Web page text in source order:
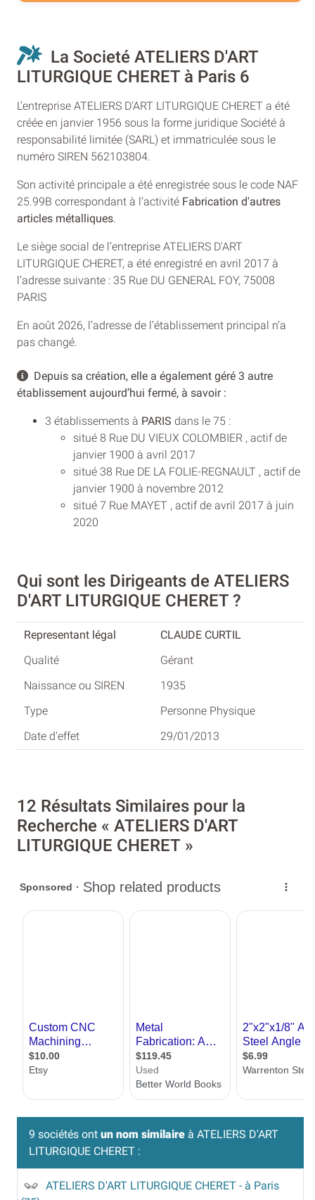
La Societé ATELIERS D'ART
LITURGIQUE CHERET à Paris 6
L’entreprise ATELIERS D'ART LITURGIQUE CHERET a été
créée en janvier 1956 sous la forme juridique Société à
responsabilité limitée (SARL) et immatriculée sous le
numéro SIREN 562103804.
Son activité principale a été enregistrée sous le code NAF
25.99B correspondant à l’activité Fabrication d'autres
articles métalliques
Le siège social de l’entreprise ATELIERS D'ART
LITURGIQUE CHERET, a été enregistré en avril 2017 à
l’adresse suivante : 35 Rue DU GENERAL FOY, 75008
PARIS
En août 2026, l’adresse de l’établissement principal n’a
pas changé.
Depuis sa création, elle a également géré 3 autre
établissement aujourd’hui fermé, à savoir :
3 établissements à PARIS dans le 75 :
situé 8 Rue DU VIEUX COLOMBIER , actif de
janvier 1900 à avril 2017
situé 38 Rue DE LA FOLIE-REGNAULT , actif de
janvier 1900 à novembre 2012
situé 7 Rue MAYET , actif de avril 2017 à juin
2020
Qui sont les Dirigeants de ATELIERS
D'ART LITURGIQUE CHERET ?
CLAUDE CURTIL
Gérant
1935
Personne Physique
29/01/2013
12 Résultats Similaires pour la
Recherche « ATELIERS D'ART
LITURGIQUE CHERET »
9 sociétés ont un nom similaire à ATELIERS D'ART
LITURGIQUE CHERET :
ATELIERS D'ART LITURGIQUE CHERET - à Paris